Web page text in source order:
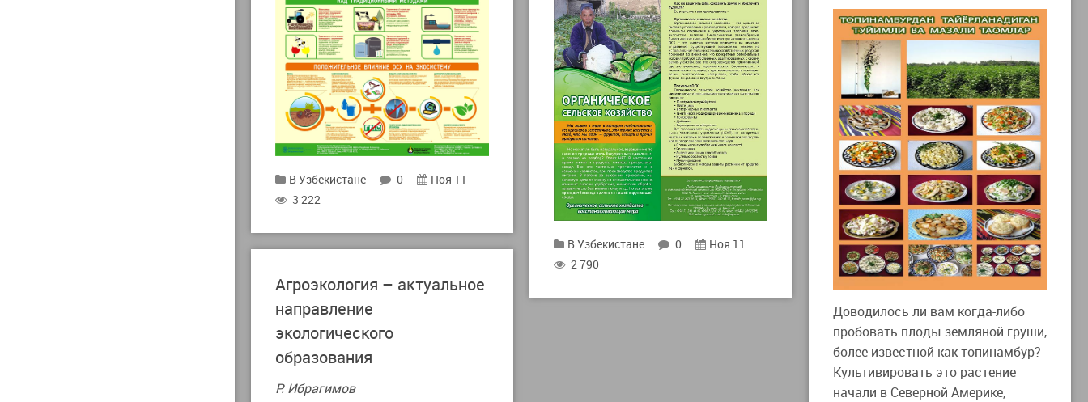
В Узбекистане 0
Ноя 11
3 222
В Узбекистане 0
Ноя 11
2 790
Доводилось ли вам когда-либо
пробовать плоды земляной груши,
более известной как топинамбур?
Культивировать это растение
начали в Северной Америке,
Агроэкология – актуальное
направление
экологического
образования
Р. Ибрагимов